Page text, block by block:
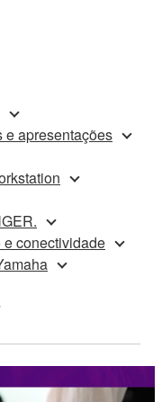
e apresentações
conectividade